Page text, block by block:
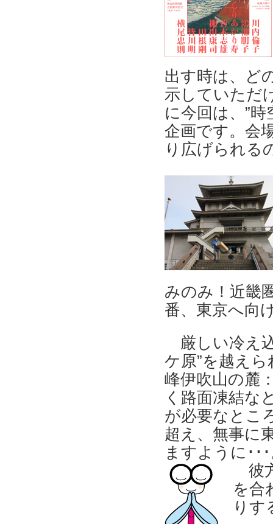
出す時は、ど
示していただ
に今回は、”
企画です。会
り広げられる
みのみ！近畿
番、東京へ向
厳しい冷え
ケ原”を越え
峰伊吹山の麓
く路面凍結な
が必要なとこ
超え、無事に
ますように･･
彼
を合
りす